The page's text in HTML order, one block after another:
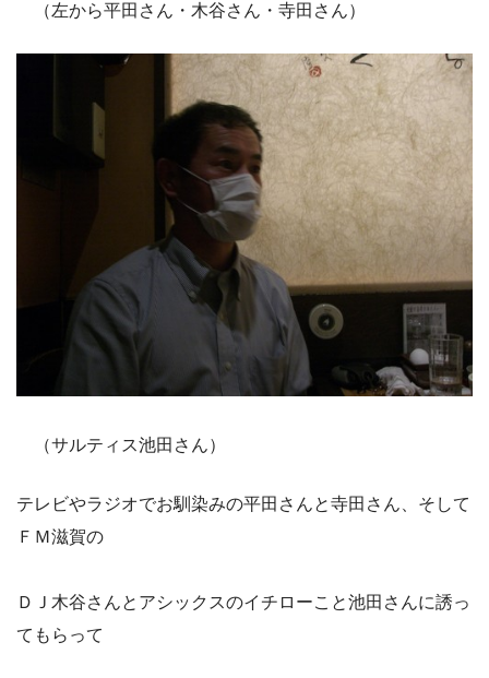
（左から平田さん・木谷さん・寺田さん）
（サルティス池田さん）
テレビやラジオでお馴染みの平田さんと寺田さん、そして
ＦＭ滋賀の
ＤＪ木谷さんとアシックスのイチローこと池田さんに誘っ
てもらって